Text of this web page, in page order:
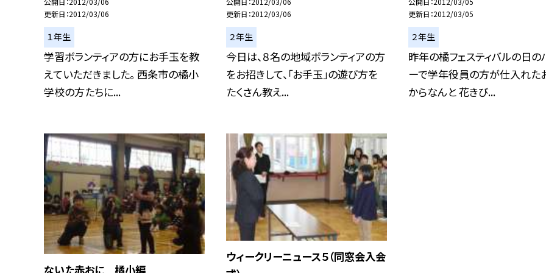
更新日 2012/03/06
１年生
学習ボランティアの方にお手玉を教
えていただきました。 西条市の橘小
学校の方たちに...
更新日 2012/03/06
２年生
今日は、８名の地域ボランティアの方
をお招きして、「お手玉」の遊び方を
たくさん教え...
更新日 2012/03/05
２年生
昨年の橘フェスティバルの日の
ーで学年役員の方が仕入れた
からなんと 花きび...
ないた赤おに 橘小編
ウィークリーニュース５（同窓会入会